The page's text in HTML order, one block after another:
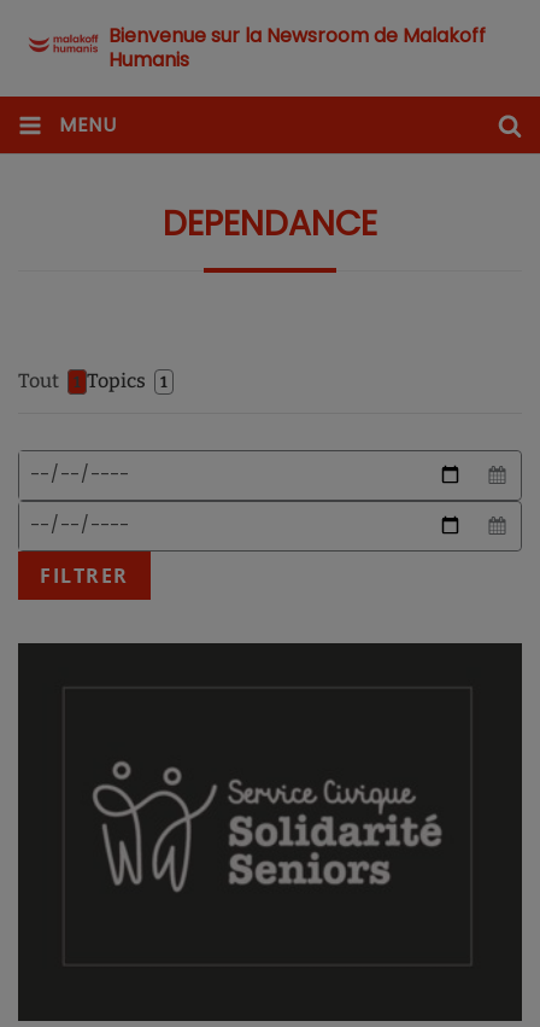
Bienvenue sur la Newsroom de Malakoff
Humanis
MENU
DEPENDANCE
Tout 1 Topics 1
Date
début
Date
Format
date
attendu
:
JJ/MM/AAAA
FILTRER